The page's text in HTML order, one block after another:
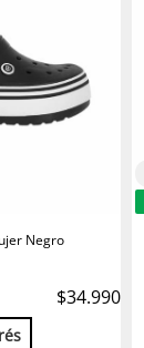
Negro
$34.990